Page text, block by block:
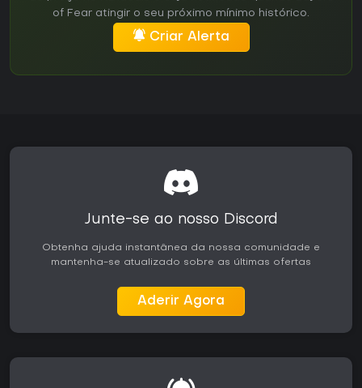
of Fear atingir o seu próximo mínimo histórico.
Criar Alerta
Junte-se ao nosso Discord
Obtenha ajuda instantânea da nossa comunidade e
mantenha-se atualizado sobre as últimas ofertas
Aderir Agora